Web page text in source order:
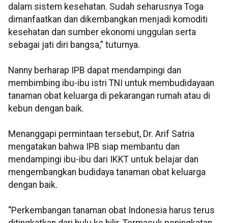
dalam sistem kesehatan. Sudah seharusnya Toga
dimanfaatkan dan dikembangkan menjadi komoditi
kesehatan dan sumber ekonomi unggulan serta
sebagai jati diri bangsa,” tuturnya.
Nanny berharap IPB dapat mendampingi dan
membimbing ibu-ibu istri TNI untuk membudidayaan
tanaman obat keluarga di pekarangan rumah atau di
kebun dengan baik.
Menanggapi permintaan tersebut, Dr. Arif Satria
mengatakan bahwa IPB siap membantu dan
mendampingi ibu-ibu dari IKKT untuk belajar dan
mengembangkan budidaya tanaman obat keluarga
dengan baik.
“Perkembangan tanaman obat Indonesia harus terus